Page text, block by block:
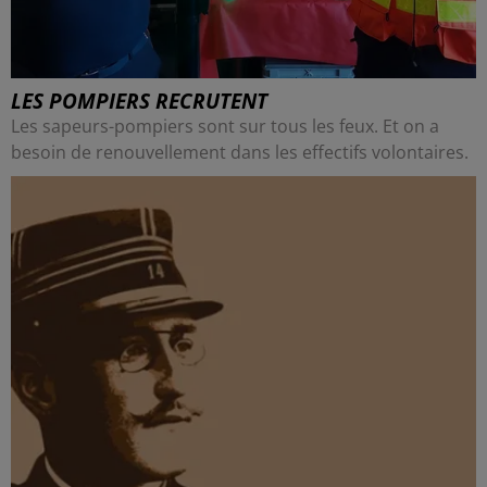
LES POMPIERS RECRUTENT
Les sapeurs-pompiers sont sur tous les feux. Et on a
besoin de renouvellement dans les effectifs volontaires.